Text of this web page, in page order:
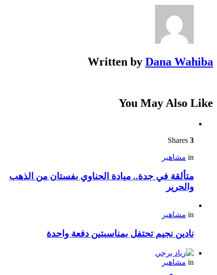
Written by Dana Wahiba
You May Also Like
3
in مشاهير
متألقة في جدة.. ميادة الحناوي بفستان من الذهب
والحرير
in مشاهير
نادين نجيم تحتفل بمناسبتين دفعة واحدة
in مشاهير